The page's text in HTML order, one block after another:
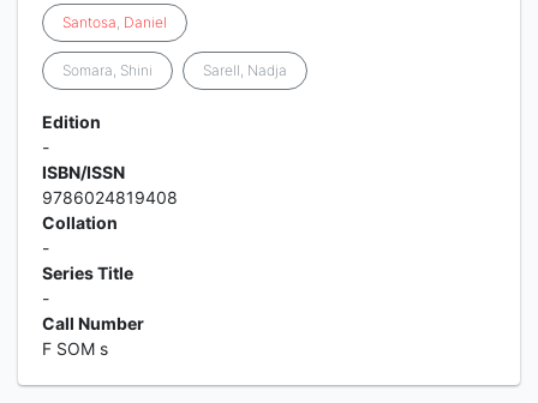
Santosa, Daniel
Somara, Shini Sarell, Nadja
Edition
-
ISBN/ISSN
9786024819408
Collation
-
Series Title
-
Call Number
F SOM s